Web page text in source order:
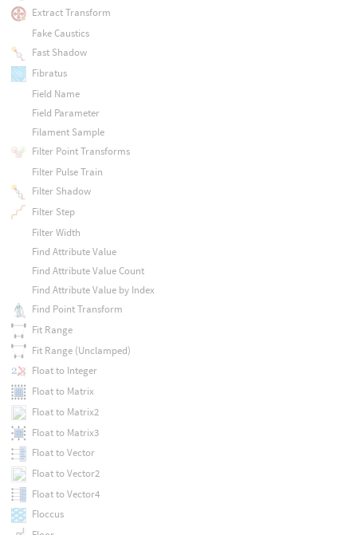
Extract Transform
Fake Caustics
Fast Shadow
Fibratus
Field Name
Field Parameter
Filament Sample
Filter Point Transforms
Filter Pulse Train
Filter Shadow
Filter Step
Filter Width
Find Attribute Value
Find Attribute Value Count
Find Attribute Value by Index
Find Point Transform
Fit Range
Fit Range (Unclamped)
Float to Integer
Float to Matrix
Float to Matrix2
Float to Matrix3
Float to Vector
Float to Vector2
Float to Vector4
Floccus